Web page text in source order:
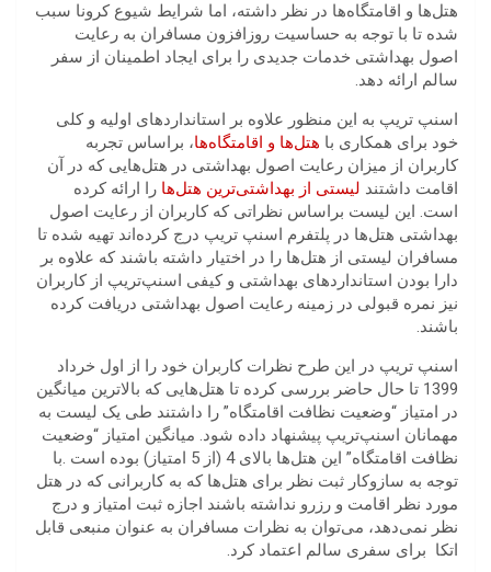
هتل‌ها و اقامتگاه‌ها در نظر داشته، اما شرایط شیوع کرونا سبب
شده تا با توجه به حساسیت روزافزون مسافران به رعایت
اصول بهداشتی خدمات جدیدی را برای ایجاد اطمینان از سفر
سالم ارائه دهد.
اسنپ تریپ به این منظور علاوه بر استانداردهای اولیه و کلی
خود برای همکاری با هتل‌ها و اقامتگاه‌ها، براساس تجربه
کاربران از میزان رعایت اصول بهداشتی در هتل‌هایی که در آن
اقامت داشتند لیستی از بهداشتی‌ترین هتل‌ها را ارائه کرده
است. این لیست براساس نظراتی که کاربران از رعایت اصول
بهداشتی هتل‌ها در پلتفرم اسنپ تریپ درج کرده‌اند تهیه شده تا
مسافران لیستی از هتل‌ها را در اختیار داشته باشند که علاوه بر
دارا بودن استانداردهای بهداشتی و کیفی اسنپ‌تریپ از کاربران
نیز نمره قبولی در زمینه رعایت اصول بهداشتی دریافت کرده
باشند.
اسنپ تریپ در این طرح نظرات کاربران خود را از اول خرداد
1399 تا حال حاضر بررسی کرده تا هتل‌هایی که بالاترین میانگین
در امتیاز “وضعیت نظافت اقامتگاه” را داشتند طی یک لیست به
مهمانان اسنپ‌تریپ پیشنهاد داده شود. میانگین امتیاز “وضعیت
نظافت اقامتگاه” این هتل‌ها بالای 4 (از 5 امتیاز) بوده است .با
توجه به سازوکار ثبت نظر برای هتل‌ها که به کاربرانی که در هتل
مورد نظر اقامت و رزرو نداشته باشند اجازه ثبت امتیاز و درج
نظر نمی‌دهد، می‌توان به نظرات مسافران به عنوان منبعی قابل
اتکا برای سفری سالم اعتماد کرد.